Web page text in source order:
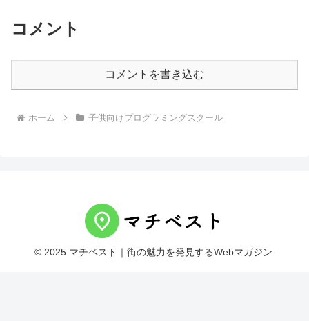
コメント
コメントを書き込む
ホーム 子供向けプログラミングスクール
© 2025 マチベスト｜街の魅力を発見するWebマガジン.